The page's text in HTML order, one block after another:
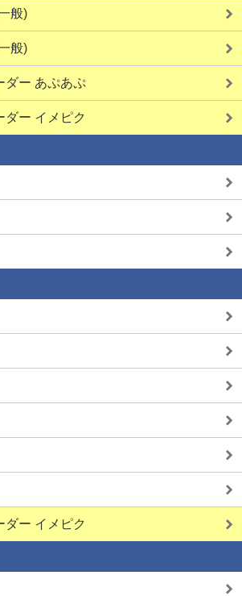
般)
般)
ダー あぷあぷ
ダー イメピク
ダー イメピク